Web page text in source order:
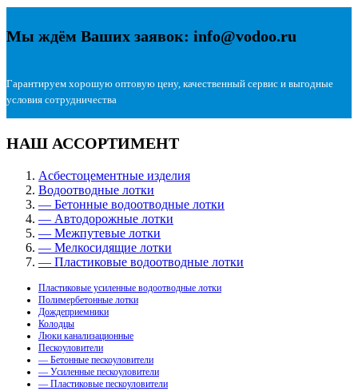
Мы ждём Ваших заявок: info@vodoo.ru
Гарантируем хорошую оптовую цену, качественный сервис и выгодные
условия сотрудничества
НАШ АССОРТИМЕНТ
Асбестоцементные изделия
Водоотводные лотки
— Бетонные водоотводные лотки
— Автодорожные лотки
— Межпутевые лотки
— Мелкосидящие лотки
— Пластиковые водоотводные лотки
Пластиковые усиленные водоотводные лотки
Полимербетонные лотки
Дождеприемники
Колодцы
Люки канализационные
Пескоуловители
— Бетонные пескоуловители
— Усиленные пескоуловители
— Пластиковые пескоуловители